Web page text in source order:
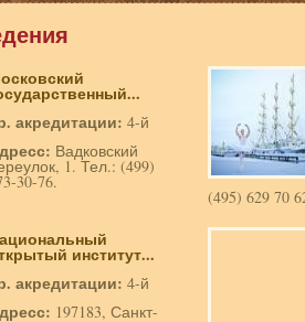
акредитации: 4-й
Вадковский
1. Тел.: (499)
30-76.
(495) 629 70
институт...
акредитации: 4-й
197183, Санкт-